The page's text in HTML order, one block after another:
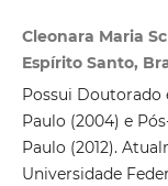
Cleonara Maria
Espírito Santo,
Possui Doutorado
Paulo (2004) e
Paulo (2012).
Universidade